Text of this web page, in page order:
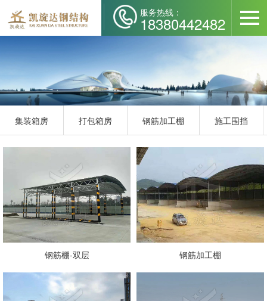
服务热线：
18380442482
集装箱房 打包箱房 钢筋加工棚 施工围挡
钢筋棚-双层 钢筋加工棚